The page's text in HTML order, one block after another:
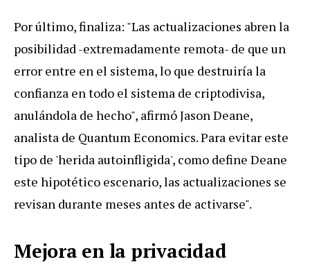
Por último, finaliza: "Las actualizaciones abren la
posibilidad -extremadamente remota- de que un
error entre en el sistema, lo que destruiría la
confianza en todo el sistema de criptodivisa,
anulándola de hecho", afirmó Jason Deane,
analista de Quantum Economics. Para evitar este
tipo de 'herida autoinfligida', como define Deane
este hipotético escenario, las actualizaciones se
revisan durante meses antes de activarse".
Mejora en la privacidad